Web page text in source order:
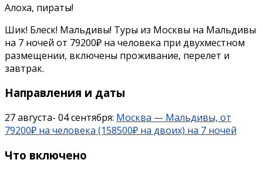
Алоха, пираты!
Шик! Блеск! Мальдивы! Туры из Москвы на Мальдивы
на 7 ночей от 79200₽ на человека при двухместном
размещении, включены проживание, перелет и
завтрак.
Направления и даты
27 августа- 04 сентября: Москва — Мальдивы, от
79200₽ на человека (158500₽ на двоих) на 7 ночей
Что включено